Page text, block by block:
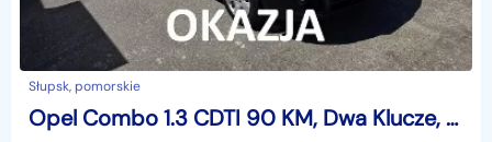
Słupsk, pomorskie
Opel Combo 1.3 CDTI 90 KM, Dwa Klucze, Elektryczne Szyby, Centralny Zamek